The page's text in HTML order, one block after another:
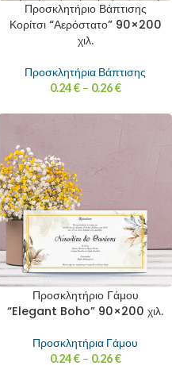
Προσκλητήριο Βάπτισης
Κορίτσι “Αερόστατο” 90×200
χιλ.
Προσκλητήρια Βάπτισης
0.24€ – 0.26€
Προσκλητήριο Γάμου
“Elegant Boho” 90×200 χιλ.
Προσκλητήρια Γάμου
0.24€ – 0.26€